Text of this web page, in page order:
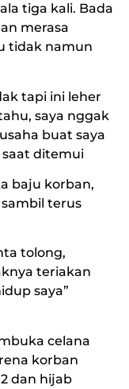
tiga kali. Bada
merasa
tidak namun
tapi ini leher
saya nggak
buat saya
saat ditemui
baju korban,
terus
tolong,
teriakan
saya”
celana
korban
dan hijab